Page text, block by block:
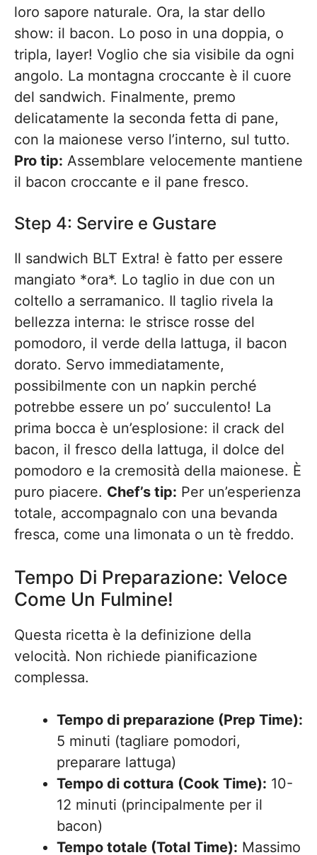
loro sapore naturale. Ora, la star dello
show: il bacon. Lo poso in una doppia, o
tripla, layer! Voglio che sia visibile da ogni
angolo. La montagna croccante è il cuore
del sandwich. Finalmente, premo
delicatamente la seconda fetta di pane,
con la maionese verso l’interno, sul tutto.
Pro tip: Assemblare velocemente mantiene
il bacon croccante e il pane fresco.
Step 4: Servire e Gustare
Il sandwich BLT Extra! è fatto per essere
mangiato *ora*. Lo taglio in due con un
coltello a serramanico. Il taglio rivela la
bellezza interna: le strisce rosse del
pomodoro, il verde della lattuga, il bacon
dorato. Servo immediatamente,
possibilmente con un napkin perché
potrebbe essere un po’ succulento! La
prima bocca è un’esplosione: il crack del
bacon, il fresco della lattuga, il dolce del
pomodoro e la cremosità della maionese. È
puro piacere. Chef’s tip: Per un’esperienza
totale, accompagnalo con una bevanda
fresca, come una limonata o un tè freddo.
Tempo Di Preparazione: Veloce
Come Un Fulmine!
Questa ricetta è la definizione della
velocità. Non richiede pianificazione
complessa.
Tempo di preparazione (Prep Time):
5 minuti (tagliare pomodori,
preparare lattuga)
Tempo di cottura (Cook Time): 10-
12 minuti (principalmente per il
bacon)
Tempo totale (Total Time): Massimo